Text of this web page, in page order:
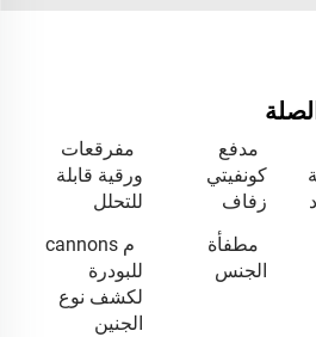
مدفع
كونفيتي
زفاف
مفرقعات
ورقية قابلة
للتحلل
مطفأة
الجنس
م cannons
للبودرة
لكشف نوع
الجنين